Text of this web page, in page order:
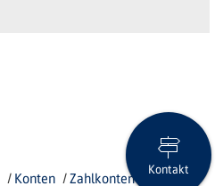
Konten
Zahlkonten
Kontakt